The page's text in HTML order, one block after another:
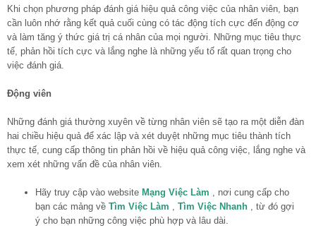
Khi chọn phương pháp đánh giá hiệu quả công việc của nhân viên, bạn
cần luôn nhớ rằng kết quả cuối cùng có tác động tích cực đến động cơ
và làm tăng ý thức giá trị cá nhân của mọi người. Những mục tiêu thực
tế, phản hồi tích cực và lắng nghe là những yếu tố rất quan trọng cho
việc đánh giá.
Động viên
Những đánh giá thường xuyên về từng nhân viên sẽ tạo ra một diễn đàn
hai chiều hiệu quả để xác lập và xét duyệt những mục tiêu thành tích
thực tế, cung cấp thông tin phản hồi về hiệu quả công việc, lắng nghe và
xem xét những vấn đề của nhân viên.
Hãy truy cập vào website Mạng Việc Làm , nơi cung cấp cho
bạn các mảng về Tìm Việc Làm Tìm Việc Nhanh , từ đó gợi
ý cho bạn những công việc phù hợp và lâu dài.